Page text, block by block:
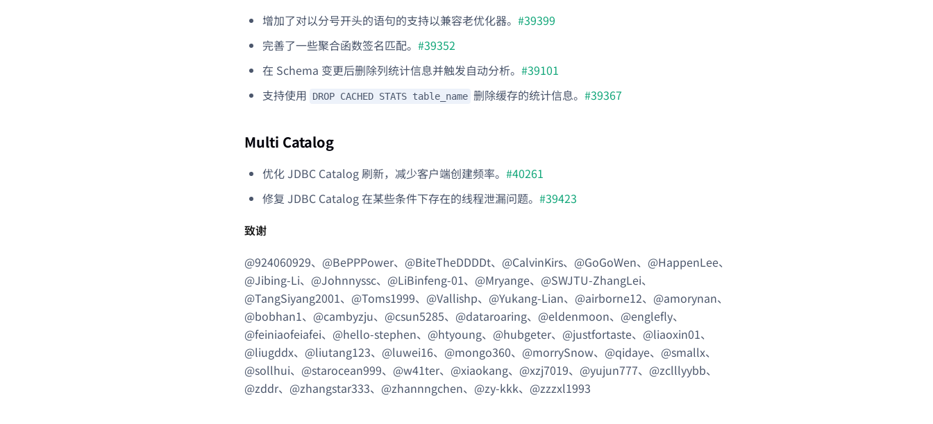
增加了对以分号开头的语句的支持以兼容老优化器。 #39399
完善了一些聚合函数签名匹配。 #39352
在 Schema 变更后删除列统计信息并触发自动分析。 #39101
支持使用
DROP CACHED STATS table_name 删除缓存的统计信息。 #39367
Multi Catalog
优化 JDBC Catalog 刷新，减少客户端创建频率。 #40261
修复 JDBC Catalog 在某些条件下存在的线程泄漏问题。 #39423
致谢
@924060929、@BePPPower、@BiteTheDDDDt、@CalvinKirs、@GoGoWen、@HappenLee、
@Jibing-Li、@Johnnyssc、@LiBinfeng-01、@Mryange、@SWJTU-ZhangLei、
@TangSiyang2001、@Toms1999、@Vallishp、@Yukang-Lian、@airborne12、@amorynan、
@bobhan1、@cambyzju、@csun5285、@dataroaring、@eldenmoon、@englefly、
@feiniaofeiafei、@hello-stephen、@htyoung、@hubgeter、@justfortaste、@liaoxin01、
@liugddx、@liutang123、@luwei16、@mongo360、@morrySnow、@qidaye、@smallx、
@sollhui、@starocean999、@w41ter、@xiaokang、@xzj7019、@yujun777、@zclllyybb、
@zddr、@zhangstar333、@zhannngchen、@zy-kkk、@zzzxl1993